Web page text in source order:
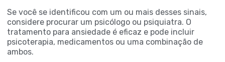
Se você se identificou com um ou mais desses sinais,
considere procurar um psicólogo ou psiquiatra. O
tratamento para ansiedade é eficaz e pode incluir
psicoterapia, medicamentos ou uma combinação de
ambos.